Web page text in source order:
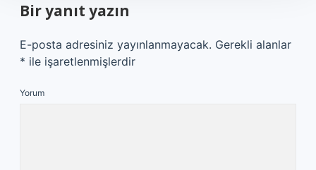
Bir yanıt yazın
E-posta adresiniz yayınlanmayacak. Gerekli alanlar
* ile işaretlenmişlerdir
Yorum